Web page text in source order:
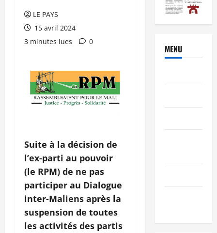
LE PAYS
15 avril 2024
3 minutes lues
0
Suite à la décision de
l’ex-parti au pouvoir
(le RPM) de ne pas
participer au Dialogue
inter-Maliens après la
suspension de toutes
les activités des partis
MENU